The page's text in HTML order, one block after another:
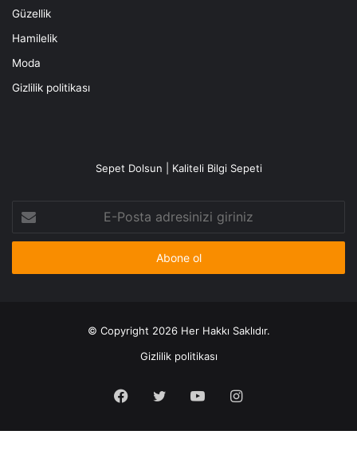
Güzellik
Hamilelik
Moda
Gizlilik politikası
Sepet Dolsun | Kaliteli Bilgi Sepeti
Posta
adresinizi
© Copyright 2026 Her Hakkı Saklıdır.
Gizlilik politikası
Facebook
X YouTubeInstagram